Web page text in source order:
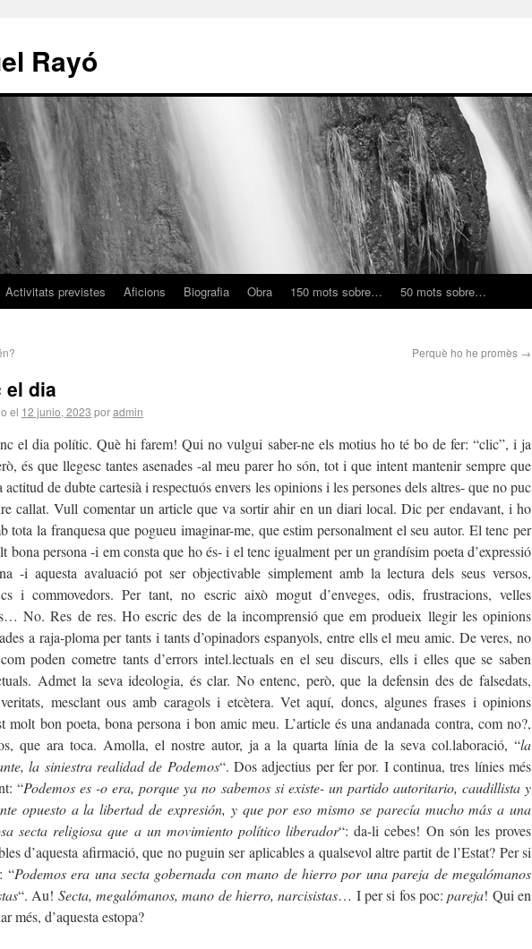
Rayó
Activitats previstes Aficions Biografia Obra 150 mots sobre… 50 mots sobre…
Perquè ho he promès →
el dia
el 12 junio, 2023 poradmin
el dia polític. Què hi farem! Qui no vulgui saber-ne els motius ho té bo de fer: “clic”, i ja
és que llegesc tantes asenades -al meu parer ho són, tot i que intent mantenir sempre que
actitud de dubte cartesià i respectuós envers les opinions i les persones dels altres- que no puc
callat. Vull comentar un article que va sortir ahir en un diari local. Dic per endavant, i ho
tota la franquesa que pogueu imaginar-me, que estim personalment el seu autor. El tenc per
bona persona -i em consta que ho és- i el tenc igualment per un grandísim poeta d’expressió
-i aquesta avaluació pot ser objectivable simplement amb la lectura dels seus versos,
i commovedors. Per tant, no escric això mogut d’enveges, odis, frustracions, velles
No. Res de res. Ho escric des de la incomprensió que em produeix llegir les opinions
a raja-ploma per tants i tants d’opinadors espanyols, entre ells el meu amic. De veres, no
poden cometre tants d’errors intel.lectuals en el seu discurs, ells i elles que se saben
Admet la seva ideologia, és clar. No entenc, però, que la defensin des de falsedats,
mesclant ous amb caragols i etcètera. Vet aquí, doncs, algunes frases i opinions
molt bon poeta, bona persona i bon amic meu. L’article és una andanada contra, com no?,
que ara toca. Amolla, el nostre autor, ja a la quarta línia de la seva col.laboració, “la
la siniestra realidad de Podemos“. Dos adjectius per fer por. I continua, tres línies més
“Podemos es -o era, porque ya no sabemos si existe- un partido autoritario, caudillista y
opuesto a la libertad de expresión, y que por eso mismo se parecía mucho más a una
secta religiosa que a un movimiento político liberador“: da-li cebes! On són les proves
d’aquesta afirmació, que no puguin ser aplicables a qualsevol altre partit de l’Estat? Per si
“Podemos era una secta gobernada con mano de hierro por una pareja de megalómanos
“. Au! Secta, megalómanos, mano de hierro, narcisistas… I per si fos poc:pareja! Qui en
més, d’aquesta estopa?